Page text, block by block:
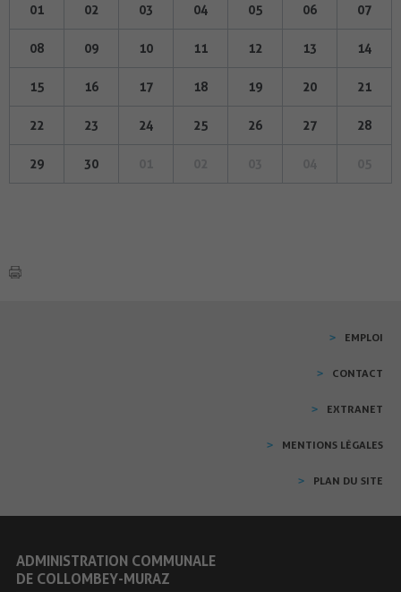
01 02 03 04 05 06 07
08 09 10 11 12 13 14
15 16 17 18 19 20 21
22 23 24 25 26 27 28
29 30
EMPLOI
CONTACT
EXTRANET
MENTIONS LÉGALES
PLAN DU SITE
ADMINISTRATION COMMUNALE
DE COLLOMBEY-MURAZ